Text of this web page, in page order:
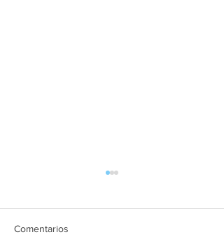
Comentarios